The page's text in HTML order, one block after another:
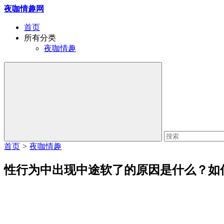
夜咖情趣网
首页
所有分类
夜咖情趣
首页 > 夜咖情趣
性行为中出现中途软了的原因是什么？如